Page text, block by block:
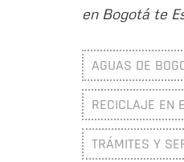
en Bogotá te
AGUAS DE
RECICLAJE EN
TRÁMITES Y